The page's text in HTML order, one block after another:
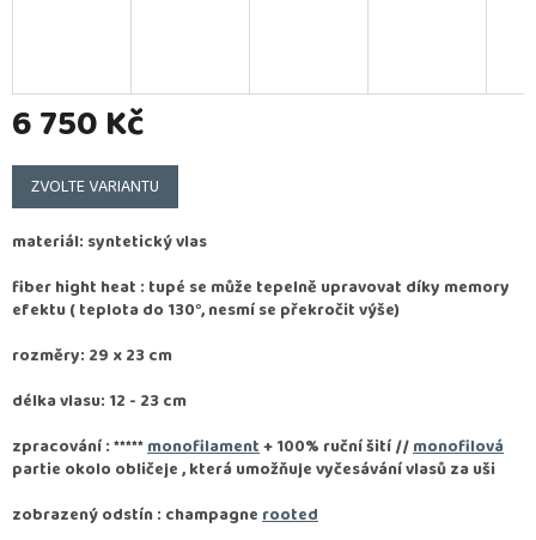
6 750 Kč
Měrná
cena:
ZVOLTE VARIANTU
materiál: syntetický vlas
fiber hight heat : tupé se může tepelně upravovat díky memory
efektu ( teplota do 130°, nesmí se překročit výše)
rozměry: 29 x 23 cm
délka vlasu: 12 - 23 cm
zpracování :*****monofilament+ 100% ruční šití //monofilová
partie okolo obličeje , která umožňuje vyčesávání vlasů za uši
zobrazený odstín : champagnerooted